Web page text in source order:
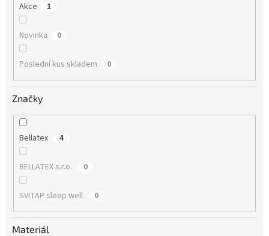
Akce 1
Novinka 0
Poslední kus skladem 0
Značky
Bellatex 4
BELLATEX s.r.o. 0
SVITAP sleep well 0
Materiál